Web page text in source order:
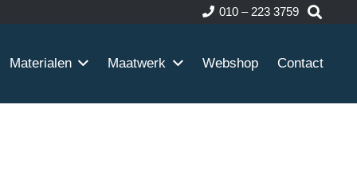
010 – 223 3759
Materialen Maatwerk Webshop Contact